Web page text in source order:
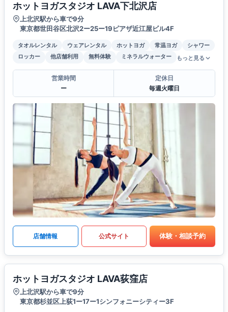
ホットヨガスタジオ LAVA下北沢店
上北沢駅から車で9分
東京都世田谷区北沢2ー25ー19ピアザ近江屋ビル4F
タオルレンタル ウェアレンタル ホットヨガ 常温ヨガ
シャワー
ロッカー
他店舗利用 無料体験 ミネラルウォーター もっと見る
営業時間
ー
定休日
毎週火曜日
店舗情報 公式サイト 体験・相談予約
ホットヨガスタジオ LAVA荻窪店
上北沢駅から車で9分
東京都杉並区上荻1ー17ー1シンフォニーシティー3F